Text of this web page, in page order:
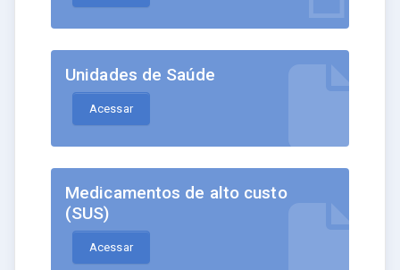
Unidades de Saúde
Acessar
Medicamentos de alto custo
(SUS)
Acessar